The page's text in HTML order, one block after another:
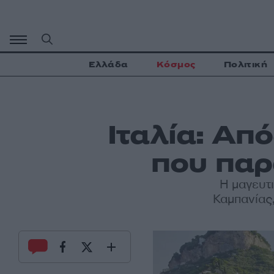
περιεχόμενο
Ελλάδα Κόσμος Πολιτική
Ιταλία:
που
Η